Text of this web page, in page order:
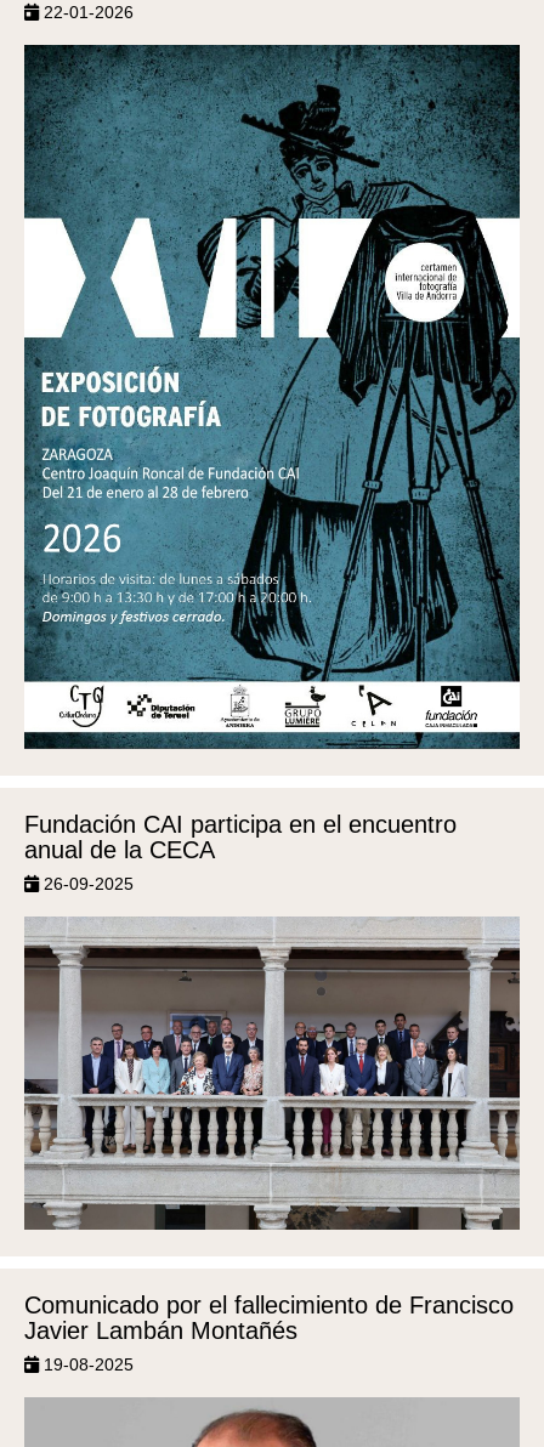
22-01-2026
Fundación CAI participa en el encuentro
anual de la CECA
26-09-2025
Comunicado por el fallecimiento de Francisco
Javier Lambán Montañés
19-08-2025